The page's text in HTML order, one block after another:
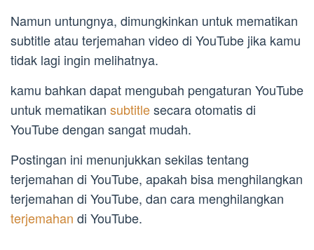
Namun untungnya, dimungkinkan untuk mematikan
subtitle atau terjemahan video di YouTube jika kamu
tidak lagi ingin melihatnya.
kamu bahkan dapat mengubah pengaturan YouTube
untuk mematikan subtitlesecara otomatis di
YouTube dengan sangat mudah.
Postingan ini menunjukkan sekilas tentang
terjemahan di YouTube, apakah bisa menghilangkan
terjemahan di YouTube, dan cara menghilangkan
terjemahan di YouTube.